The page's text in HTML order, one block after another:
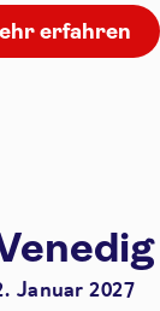
erfahren
Januar 2027